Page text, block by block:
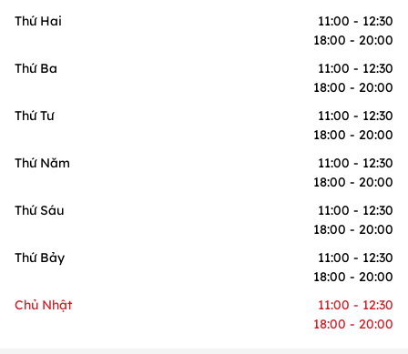
Thứ Hai
11:00 - 12:30
18:00 - 20:00
Thứ Ba
11:00 - 12:30
18:00 - 20:00
Thứ Tư
11:00 - 12:30
18:00 - 20:00
Thứ Năm
11:00 - 12:30
18:00 - 20:00
Thứ Sáu
11:00 - 12:30
18:00 - 20:00
Thứ Bảy
11:00 - 12:30
18:00 - 20:00
Chủ Nhật
11:00 - 12:30
18:00 - 20:00